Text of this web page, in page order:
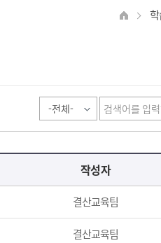
작성자
결산교육팀
결산교육팀